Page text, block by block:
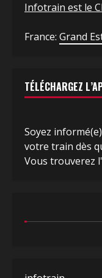
Infotrain est le
France: Grand
TÉLÉCHARGEZ
Soyez
votre train dès
Vous trouverez